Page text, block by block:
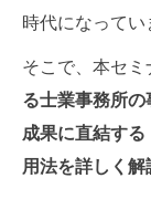
時代になってい
そこで、本セミ
る士業事務所の
成果に直結す
用法を詳しく解